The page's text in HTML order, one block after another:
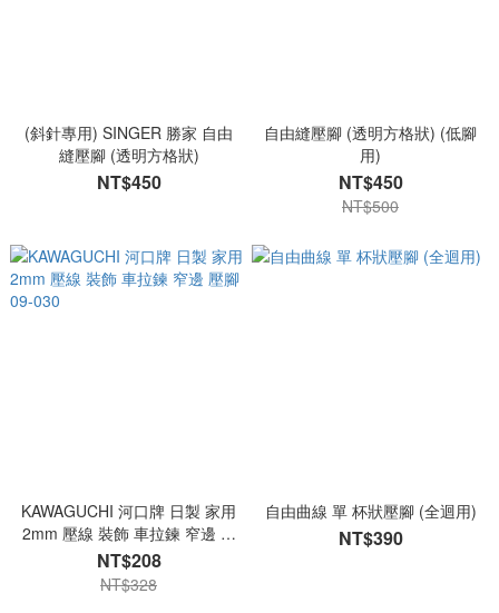
(斜針專用) SINGER 勝家 自由
縫壓腳 (透明方格狀)
NT$450
自由縫壓腳 (透明方格狀) (低腳
用)
NT$450
NT$500
KAWAGUCHI 河口牌 日製 家用
2mm 壓線 裝飾 車拉鍊 窄邊 壓
腳 09-030
NT$208
NT$328
自由曲線 單 杯狀壓腳 (全迴用)
NT$390